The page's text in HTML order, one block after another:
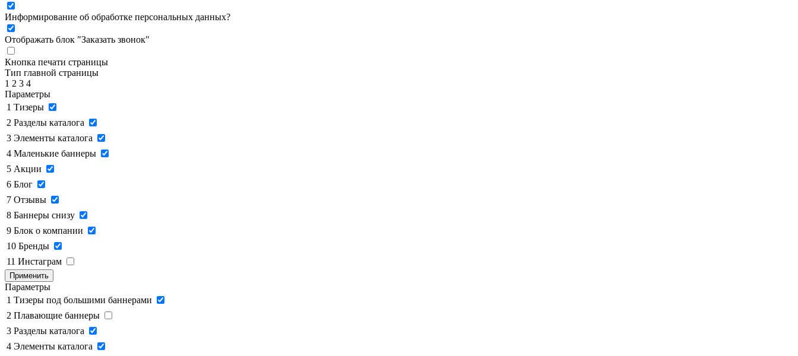
Информирование об обработке персональных данных?
Отображать блок "Заказать звонок"
Кнопка печати страницы
Тип главной страницы
1 2 3 4
Параметры
1 Тизеры
2 Разделы каталога
3 Элементы каталога
4 Маленькие баннеры
5 Акции
6 Блог
7 Отзывы
8 Баннеры снизу
9 Блок о компании
10 Бренды
11 Инстаграм
Применить
Параметры
1 Тизеры под большими баннерами
2 Плавающие баннеры
3 Разделы каталога
4 Элементы каталога